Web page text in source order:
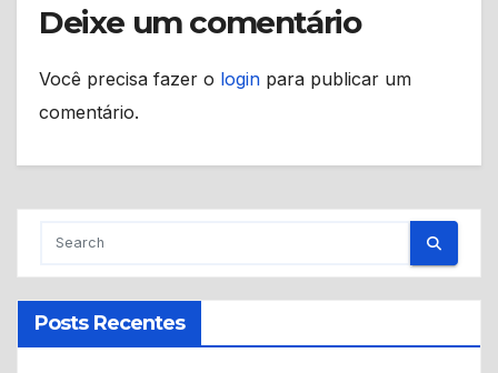
Deixe um comentário
Você precisa fazer o login para publicar um
comentário.
Posts Recentes